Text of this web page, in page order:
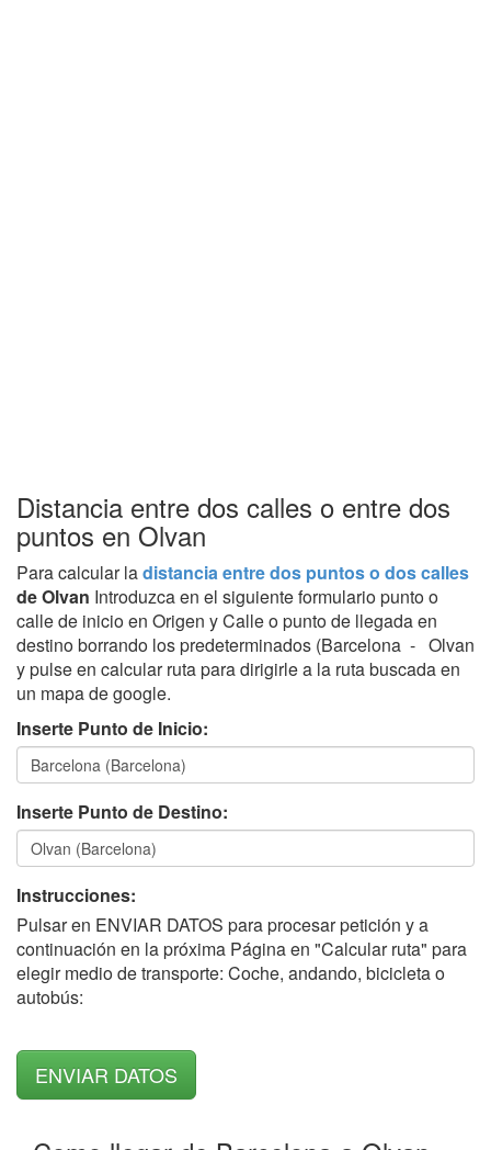
Distancia entre dos calles o entre dos
puntos en Olvan
Para calcular ladistancia entre dos puntos o dos calles
de Olvan Introduzca en el siguiente formulario punto o
calle de inicio en Origen y Calle o punto de llegada en
destino borrando los predeterminados (Barcelona - Olvan
y pulse en calcular ruta para dirigirle a la ruta buscada en
un mapa de google.
Inserte Punto de Inicio:
Inserte Punto de Destino:
Instrucciones:
Pulsar en ENVIAR DATOS para procesar petición y a
continuación en la próxima Página en "Calcular ruta" para
elegir medio de transporte: Coche, andando, bicicleta o
autobús: